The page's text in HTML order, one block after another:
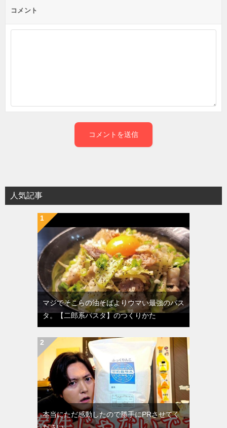
コメント
人気記事
マジでそこらの油そばよりウマい最強のパス
タ。【二郎系パスタ】のつくりかた
本当にただ感動したので勝手にPRさせてく